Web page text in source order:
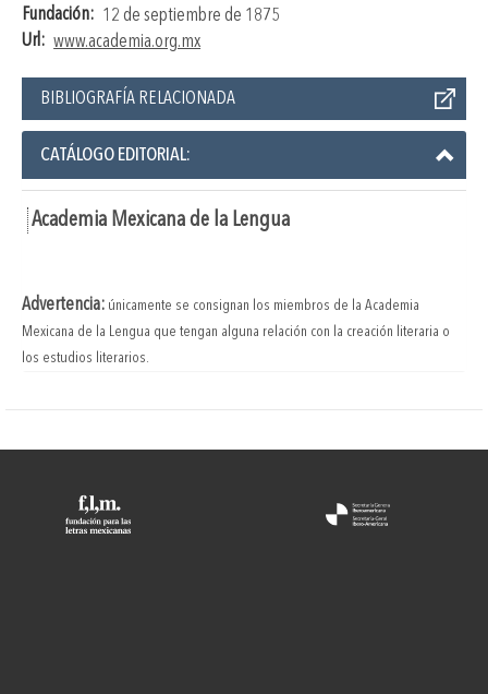
Fundación: 12 de septiembre de 1875
Url: www.academia.org.mx
BIBLIOGRAFÍA RELACIONADA
CATÁLOGO EDITORIAL:
Academia Mexicana de la Lengua
Advertencia: únicamente se consignan los miembros de la Academia
Mexicana de la Lengua que tengan alguna relación con la creación literaria o
los estudios literarios.